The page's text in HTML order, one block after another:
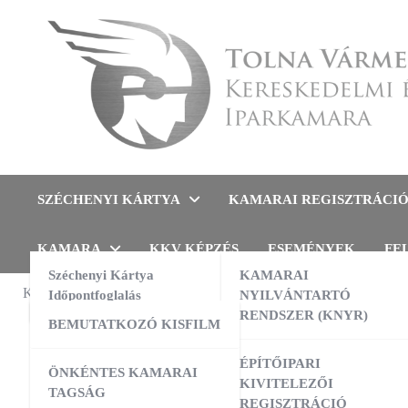
Tolna Vármegyei
SZÉCHENYI KÁRTYA
Széchenyi Kártya
Időpontfoglalás
KAMARAI REGISZTRÁCIÓ
KAMARAI
NYILVÁNTARTÓ
RENDSZER (KNYR)
ÉPÍTŐIPARI
KIVITELEZŐI
REGISZTRÁCIÓ
KAMARA
BEMUTATKOZÓ KISFILM
ÖNKÉNTES KAMARAI
TAGSÁG
KKV KÉPZÉS ESEMÉNYEK
KAMARAI ESEMÉNYEK
AI a nyelvtanulás szolgálatában –
gyakorlati workshop